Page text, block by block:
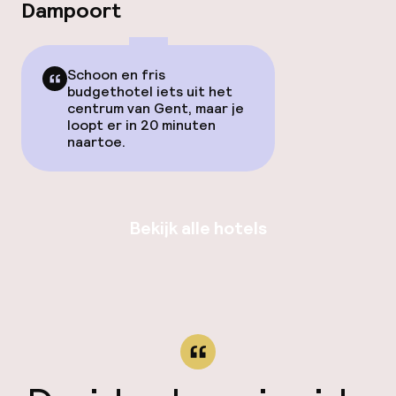
Dampoort
Schoon en fris
budgethotel iets uit het
centrum van Gent, maar je
loopt er in 20 minuten
naartoe.
Bekijk alle hotels